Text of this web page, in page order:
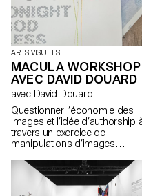
ARTS VISUELS
MACULA WORKSHOP
AVEC DAVID DOUARD
avec David Douard
Questionner l’économie des
images et l’idée d’authorship
travers un exercice de
manipulations d’images
digitales vers un objet
Remettre en question le
rapport d’une génération
artistique « Google » qui se